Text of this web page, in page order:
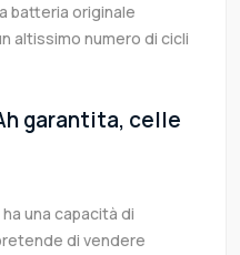
batteria originale
altissimo numero di cicli
garantita, celle
una capacità di
di vendere